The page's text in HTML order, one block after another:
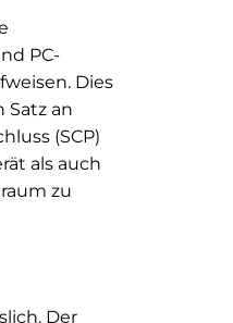
PC-
Dies
Satz an
(SCP)
als auch
zu
Der